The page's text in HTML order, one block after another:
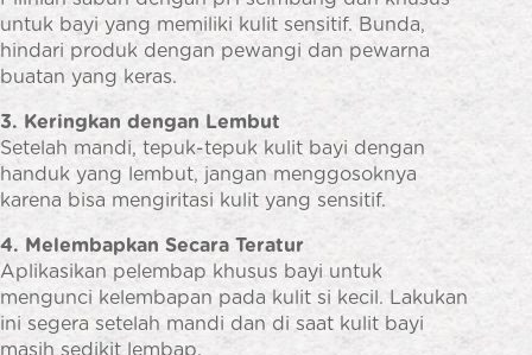
untuk bayi yang memiliki kulit sensitif. Bunda,
hindari produk dengan pewangi dan pewarna
buatan yang keras.
3. Keringkan dengan Lembut
Setelah mandi, tepuk-tepuk kulit bayi dengan
handuk yang lembut, jangan menggosoknya
karena bisa mengiritasi kulit yang sensitif.
4. Melembapkan Secara Teratur
Aplikasikan pelembap khusus bayi untuk
mengunci kelembapan pada kulit si kecil. Lakukan
ini segera setelah mandi dan di saat kulit bayi
masih sedikit lembap.